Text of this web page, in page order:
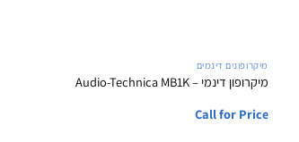
מיקרופונים דינמים
מיקרופון דינמי – Audio-Technica MB1K
Call for Price